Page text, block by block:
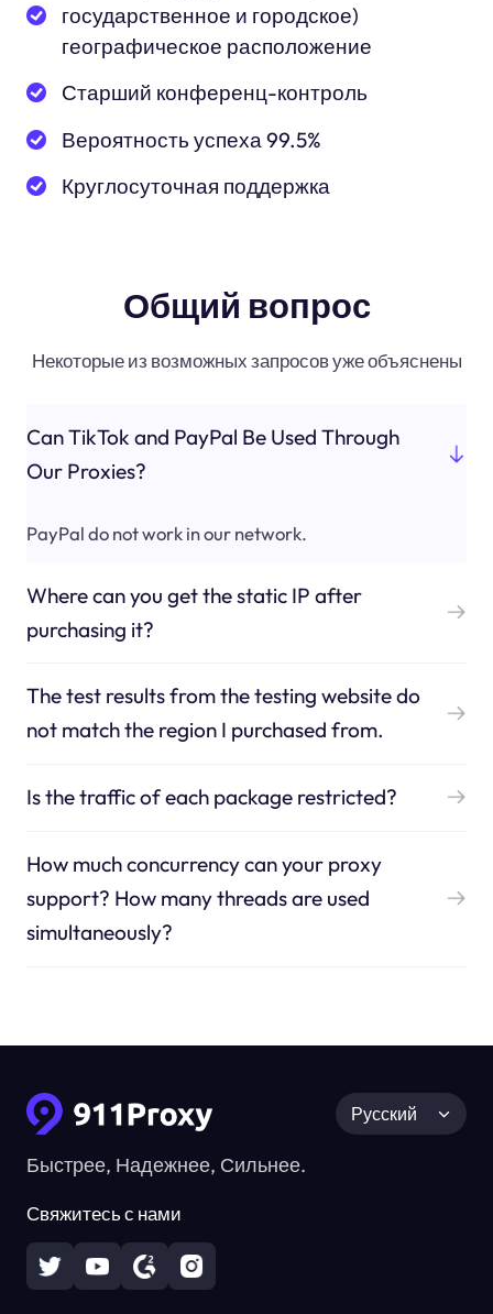
государственное и городское)
географическое расположение
Старший конференц-контроль
Вероятность успеха 99.5%
Круглосуточная поддержка
Общий вопрос
Некоторые из возможных запросов уже объяснены
Can TikTok and PayPal Be Used Through
Our Proxies?
PayPal do not work in our network.
Where can you get the static IP after
purchasing it?
The test results from the testing website do
not match the region I purchased from.
Is the traffic of each package restricted?
How much concurrency can your proxy
support? How many threads are used
simultaneously?
Быстрее, Надежнее, Сильнее.
Свяжитесь с нами
Русский